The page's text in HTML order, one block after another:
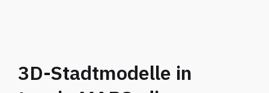
3D-Stadtmodelle in